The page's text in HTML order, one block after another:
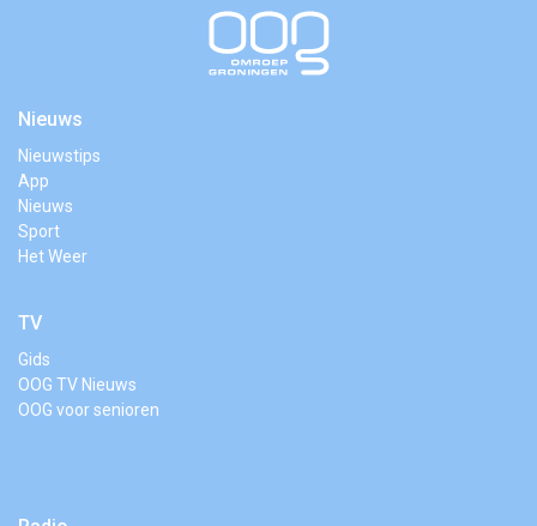
Nieuws
Nieuwstips
App
Nieuws
Sport
Het Weer
TV
Gids
OOG TV Nieuws
OOG voor senioren